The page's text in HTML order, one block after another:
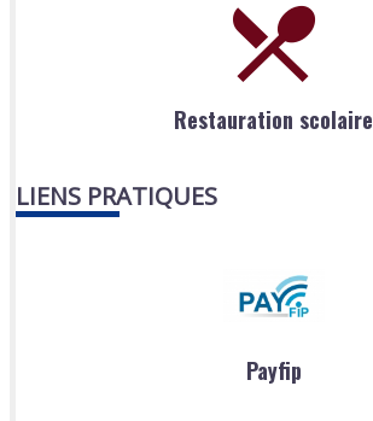
Restauration scolaire
LIENS PRATIQUES
Payfip